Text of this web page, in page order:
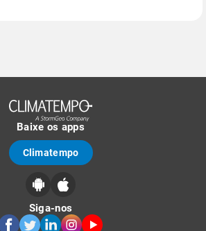
Baixe os apps
Climatempo
Siga-nos